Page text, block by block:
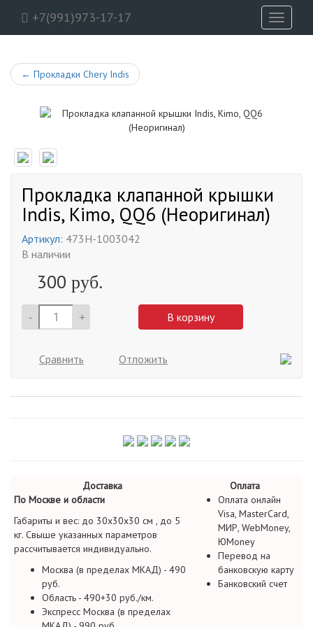
+7(991)973-17-17
Toggle
← Прокладки Chery Indis
Прокладка клапанной крышки
Indis, Kimo, QQ6 (Неоригинал)
Артикул: 473H-1003042
В наличии
300 руб.
- + В корзину
Сравнить Отложить
Доставка
Оплата
По Москве и области
Габариты и вес: до 30х30х30 см , до 5
кг. Свыше указанных параметров
рассчитывается индивидуально.
Москва (в пределах МКАД) - 490
руб.
Область - 490+30 руб./км.
Экспресс Москва (в пределах
Оплата онлайн
Visa, MasterCard,
МИР, WebMoney,
ЮMoney
Перевод на
банковскую карту
Банковский счет